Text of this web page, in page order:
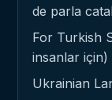
de parla
For Turkish
insanlar için)
Ukrainian